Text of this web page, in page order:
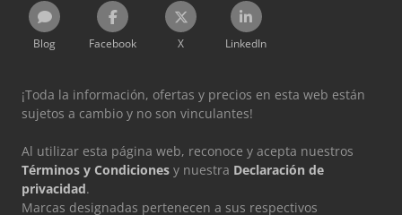
Blog Facebook X LinkedIn
¡Toda la información, ofertas y precios en esta web están
sujetos a cambio y no son vinculantes!
Al utilizar esta página web, reconoce y acepta nuestros
Términos y Condiciones y nuestra Declaración de
privacidad.
Marcas designadas pertenecen a sus respectivos